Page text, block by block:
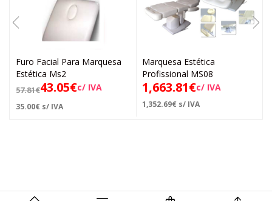
Furo Facial Para Marquesa
Estética Ms2
57.81€43.05€c/ IVA
35.00€ s/ IVA
Marquesa Estética
Profissional MS08
1,663.81€c/ IVA
1,352.69€ s/ IVA